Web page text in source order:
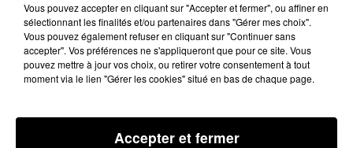
5 juin 2023 - 1 min 14 sec
L'AGENDA DU GERS DU 05/06/2023 À 10H41
Vous pouvez accepter en cliquant sur "Accepter et fermer", ou affiner en
sélectionnant les finalités et/ou partenaires dans "Gérer mes choix".
Vous pouvez également refuser en cliquant sur "Continuer sans
accepter". Vos préférences ne s'appliqueront que pour ce site. Vous
pouvez mettre à jour vos choix, ou retirer votre consentement à tout
moment via le lien "Gérer les cookies" situé en bas de chaque page.
Accepter et fermer